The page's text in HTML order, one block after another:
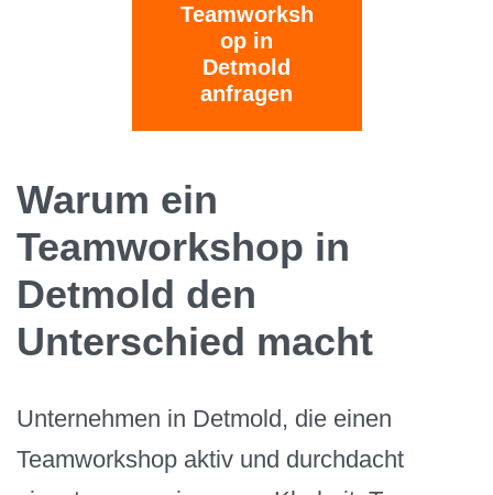
Teamworksh
op in
Detmold
anfragen
Warum ein
Teamworkshop in
Detmold den
Unterschied macht
Unternehmen in Detmold, die einen
Teamworkshop aktiv und durchdacht